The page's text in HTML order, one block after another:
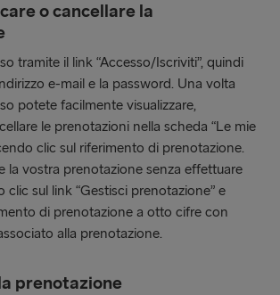
o cancellare la
tramite il link “Accesso/Iscriviti”, quindi
e-mail e la password. Una volta
potete facilmente visualizzare,
le prenotazioni nella scheda “Le mie
clic sul riferimento di prenotazione.
la vostra prenotazione senza effettuare
clic sul link “Gestisci prenotazione” e
di prenotazione a otto cifre con
alla prenotazione.
prenotazione